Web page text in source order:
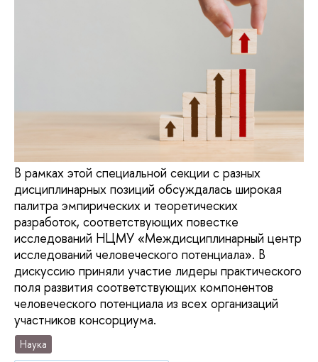
В рамках этой специальной секции с разных
дисциплинарных позиций обсуждалась широкая
палитра эмпирических и теоретических
разработок, соответствующих повестке
исследований НЦМУ «Междисциплинарный центр
исследований человеческого потенциала». В
дискуссию приняли участие лидеры практического
поля развития соответствующих компонентов
человеческого потенциала из всех организаций
участников консорциума.
Наука